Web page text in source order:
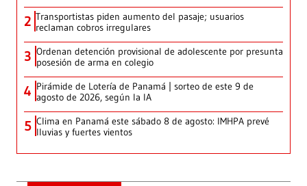
2 Transportistas piden aumento del pasaje; usuarios
reclaman cobros irregulares
3 Ordenan detención provisional de adolescente por presunta
posesión de arma en colegio
4 Pirámide de Lotería de Panamá | sorteo de este 9 de
agosto de 2026, según la IA
5 Clima en Panamá este sábado 8 de agosto: IMHPA prevé
lluvias y fuertes vientos